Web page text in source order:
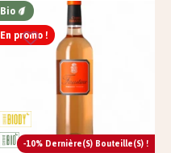
-10% Dernière(s) Bouteille(s) !
Bio
En promo !